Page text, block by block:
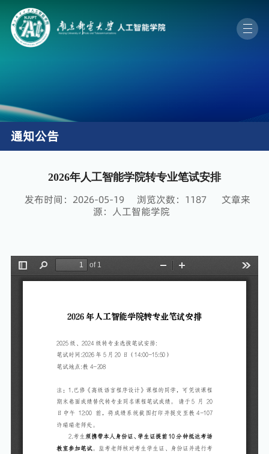
通知公告
2026年人工智能学院转专业笔试安排
发布时间：2026-05-19 浏览次数： 1187
文章来
源：人工智能学院